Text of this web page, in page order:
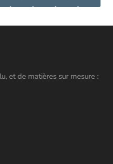
et de matières sur mesure :